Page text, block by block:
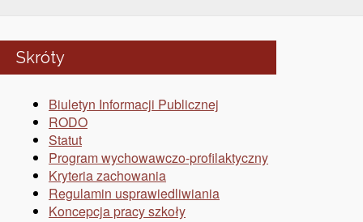
Skróty
Biuletyn Informacji Publicznej
RODO
Statut
Program wychowawczo-profilaktyczny
Kryteria zachowania
Regulamin usprawiedliwiania
Koncepcja pracy szkoły